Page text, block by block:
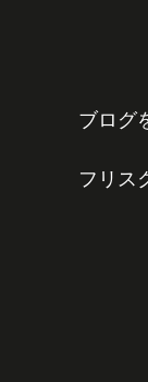
ブログ
フリス